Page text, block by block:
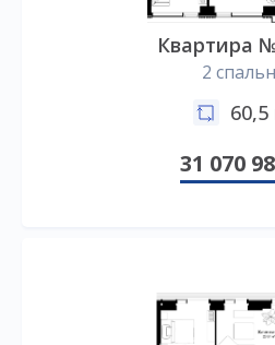
Квартира
2
60,5
31 070